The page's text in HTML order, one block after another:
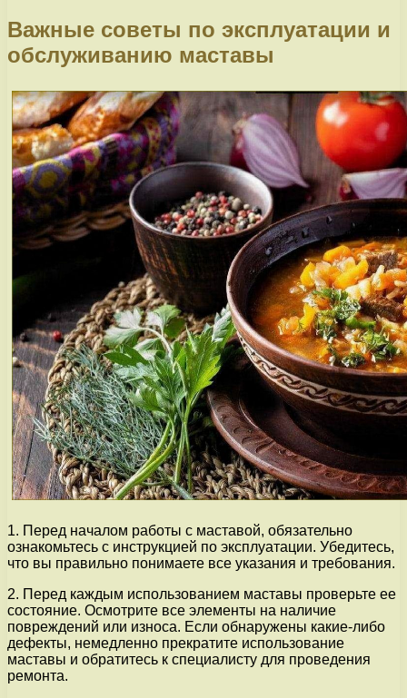
Важные советы по эксплуатации и
обслуживанию маставы
1. Перед началом работы с маставой, обязательно
ознакомьтесь с инструкцией по эксплуатации. Убедитесь,
что вы правильно понимаете все указания и требования.
2. Перед каждым использованием маставы проверьте ее
состояние. Осмотрите все элементы на наличие
повреждений или износа. Если обнаружены какие-либо
дефекты, немедленно прекратите использование
маставы и обратитесь к специалисту для проведения
ремонта.